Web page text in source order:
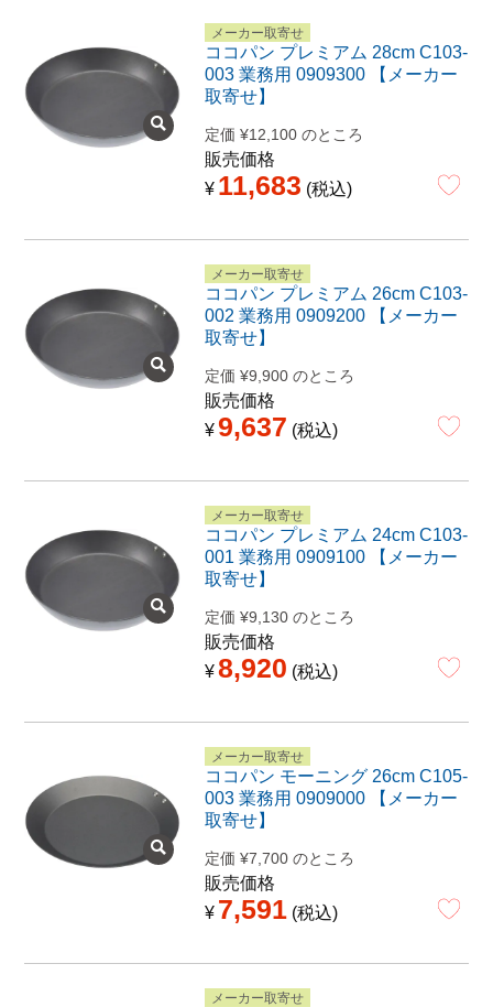
メーカー取寄せ
ココパン プレミアム 28cm C103-
003 業務用 0909300 【メーカー
取寄せ】
定価 ¥12,100 のところ
販売価格
¥ 11,683 税込
メーカー取寄せ
ココパン プレミアム 26cm C103-
002 業務用 0909200 【メーカー
取寄せ】
定価 ¥9,900 のところ
販売価格
¥9,637 税込
メーカー取寄せ
ココパン プレミアム 24cm C103-
001 業務用 0909100 【メーカー
取寄せ】
定価 ¥9,130 のところ
販売価格
¥8,920 税込
メーカー取寄せ
ココパン モーニング 26cm C105-
003 業務用 0909000 【メーカー
取寄せ】
定価 ¥7,700 のところ
販売価格
¥ 7,591 税込
メーカー取寄せ